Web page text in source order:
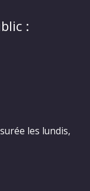
:
les lundis,